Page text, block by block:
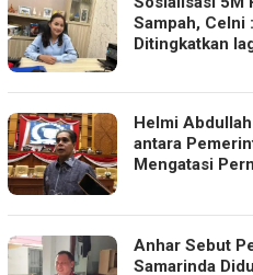
Sampah, Celni
Ditingkatkan
Helmi
antara
Mengatasi
Anhar Sebut
Samarinda